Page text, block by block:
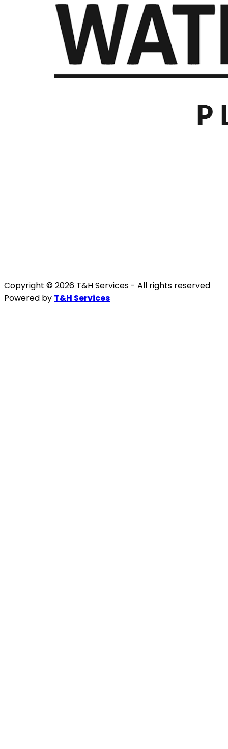
Copyright © 2026 T&H Services - All rights reserved
Powered by T&H Services